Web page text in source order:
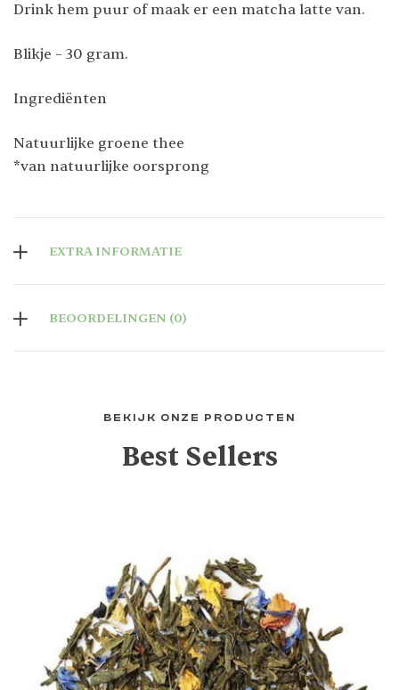
Drink hem puur of maak er een matcha latte van.
Blikje – 30 gram.
Ingrediënten
Natuurlijke groene thee
*van natuurlijke oorsprong
EXTRA INFORMATIE
BEOORDELINGEN (0)
BEKIJK ONZE PRODUCTEN
Best Sellers